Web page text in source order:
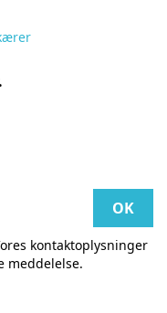
kontaktoplysninger
meddelelse.